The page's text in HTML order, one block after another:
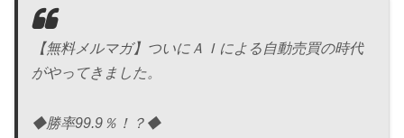
【無料メルマガ】ついにＡＩによる自動売買の時代
がやってきました。
◆勝率99.9％！？◆